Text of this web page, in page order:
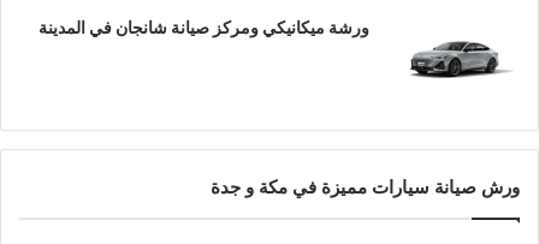
ورشة ميكانيكي ومركز صيانة شانجان في المدينة
ورش صيانة سيارات مميزة في مكة و جدة